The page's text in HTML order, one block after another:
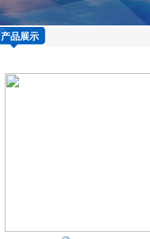
产品展示